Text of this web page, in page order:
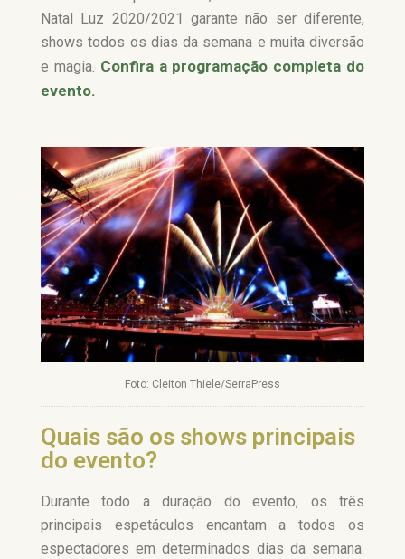
Natal Luz 2020/2021 garante não ser diferente,
shows todos os dias da semana e muita diversão
e magia. Confira a programação completa do
evento.
Foto: Cleiton Thiele/SerraPress
Quais são os shows principais
do evento?
Durante todo a duração do evento, os três
principais espetáculos encantam a todos os
espectadores em determinados dias da semana.